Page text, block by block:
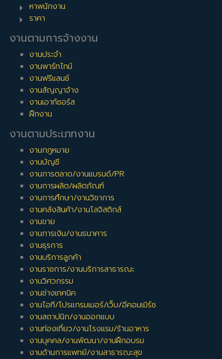
ขอนแก่น,จังหวัดนครปฐม
จังหวัดพิษณุโลก
จังหวัดสุพรรณบุรี
พระประแดง, นิคมอุตสาหกรรมบางปู
นิคมอุตสาหกรรมเอเชีย (สุวรรณภูมิ)
BestjobInTh Team
หาพนักงาน
ราคา
งานตามการจ้างงาน
งานประจำ
งานพาร์ทไทม์
งานฟรีแลนซ์
งานสัญญาจ้าง
งานเอาท์ซอร์ส
ฝึกงาน
งานตามประเภทงาน
งานกฎหมาย
งานบัญชี
งานการตลาด/งานแบรนด์/PR
งานการผลิต/ผลิตภัณฑ์
งานการศึกษา/งานวิชาการ
งานคลังสินค้า/งานโลจิสติกส์
งานขาย
งานการเงิน/งานธนาคาร
งานธุรการ
งานบริการลูกค้า
งานราชการ/งานบริการสาธารณะ
งานวิศวกรรม
งานช่างเทคนิค
งานไอที/โปรแกรมเมอร์/เว็บ/อีคอมเมิร์ซ
งานสถาปนิก/งานออกแบบ
งานท่องเที่ยว/งานโรงแรม/ร้านอาหาร
งานบุคคล/งานพัฒนา/งานฝึกอบรม
งานด้านการแพทย์/งานสาธารณะสุข